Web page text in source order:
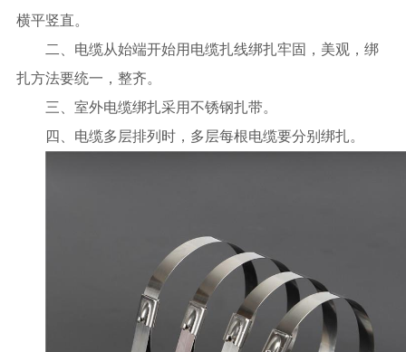
横平竖直。
二、电缆从始端开始用电缆扎线绑扎牢固，美观，绑
扎方法要统一，整齐。
三、室外电缆绑扎采用不锈钢扎带。
四、电缆多层排列时，多层每根电缆要分别绑扎。